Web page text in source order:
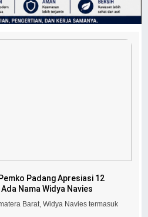
Padang Apresiasi 12
Nama Widya Navies
Barat, Widya Navies termasuk